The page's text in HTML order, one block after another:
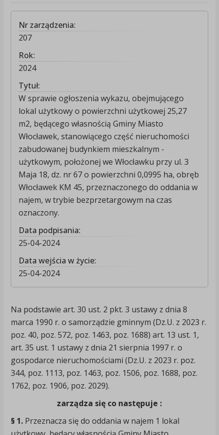
Nr zarządzenia:
207
Rok:
2024
Tytuł:
W sprawie ogłoszenia wykazu, obejmującego
lokal użytkowy o powierzchni użytkowej 25,27
m2, będącego własnością Gminy Miasto
Włocławek, stanowiącego część nieruchomości
zabudowanej budynkiem mieszkalnym -
użytkowym, położonej we Włocławku przy ul. 3
Maja 18, dz. nr 67 o powierzchni 0,0995 ha, obręb
Włocławek KM 45, przeznaczonego do oddania w
najem, w trybie bezprzetargowym na czas
oznaczony.
Data podpisania:
25-04-2024
Data wejścia w życie:
25-04-2024
Na podstawie art. 30 ust. 2 pkt. 3 ustawy z dnia 8
marca 1990 r. o samorządzie gminnym (Dz.U. z 2023 r.
poz. 40, poz. 572, poz. 1463, poz. 1688) art. 13 ust. 1,
art. 35 ust. 1 ustawy z dnia 21 sierpnia 1997 r. o
gospodarce nieruchomościami (Dz.U. z 2023 r. poz.
344, poz. 1113, poz. 1463, poz. 1506, poz. 1688, poz.
1762, poz. 1906, poz. 2029).
zarządza się co następuje :
§ 1. Przeznacza się do oddania w najem 1 lokal